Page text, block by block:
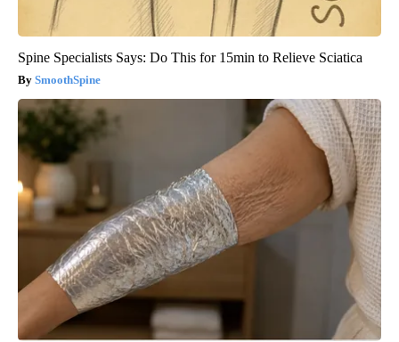
Spine Specialists Says: Do This for 15min to Relieve Sciatica
SmoothSpine